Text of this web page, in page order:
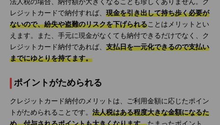
法人税の場合、納付額が大きくなることも珍しくありません。ク
レジットカードで納付すれば、 現金を引き出して持ち歩く必要が
ないので、紛失や盗難のリスクを下げられることはメリットとい
えます。また、手元に現金がなくても納付できるだけでなく、ク
レジットカード納付であれば、 支払日を一元化できるので支払い
までにゆとりを持てます。
ポイントがためられる
クレジットカード納付のメリットは、ご利用金額に応じたポイン
トがためられることです。 法人税はある程度大きな金額になるた